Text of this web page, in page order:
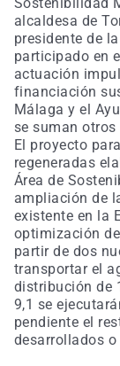
alcaldesa de
presidente de
participado en
actuación
financiación
Málaga y el
se suman
El proyecto
regeneradas
Área de
ampliación de
existente en la
optimización
partir de dos
transportar el
distribución de
9,1 se
pendiente el
desarrollados